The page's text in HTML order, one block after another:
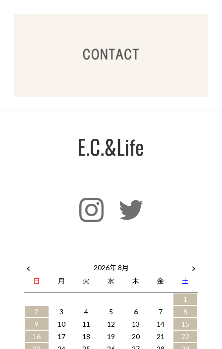
2026年 8月
日
月 火 水 木 金
土
1
2
3 4 5 6 7
8
9
10 11 12 13 14
15
16
17 18 19 20 21
22